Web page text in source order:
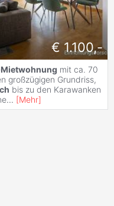
€ 1.100,-
Mietwohnung mit ca. 70
großzügigen Grundriss,
bis zu den Karawanken
... [Mehr]